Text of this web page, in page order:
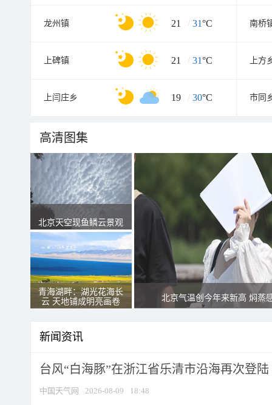
龙州镇 21 / 31°C 南桥
上碑镇 21 / 31°C 上方
上闫庄乡 19 / 30°C 市同
高清图集
北京天空现鱼鳞云景观
青海湖畔：湖光花海长
云 天地铺成明亮画卷
北京气温创今年来新高 焖蒸
新闻资讯
台风“白海豚”在浙江省乐清市沿海再次登陆
中国天气网 2026-08-09 18:48